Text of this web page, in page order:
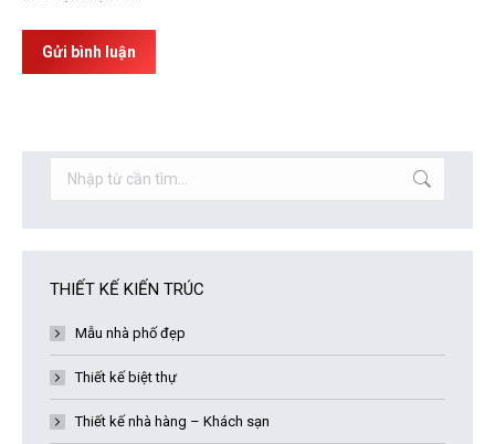
Gửi bình luận
THIẾT KẾ KIẾN TRÚC
Mẫu nhà phố đẹp
Thiết kế biệt thự
Thiết kế nhà hàng – Khách sạn